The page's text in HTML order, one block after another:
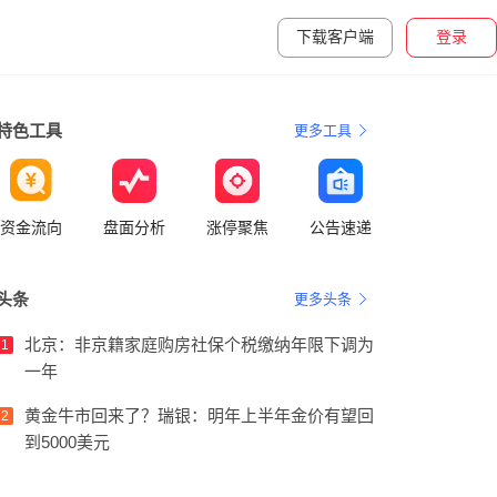
下载客户端 登录
色工具 更多工具
资金流向 盘面分析 涨停聚焦 公告速递
条 更多头条
1
北京：非京籍家庭购房社保个税缴纳年限下调为
一年
2
黄金牛市回来了？瑞银：明年上半年金价有望回
到5000美元